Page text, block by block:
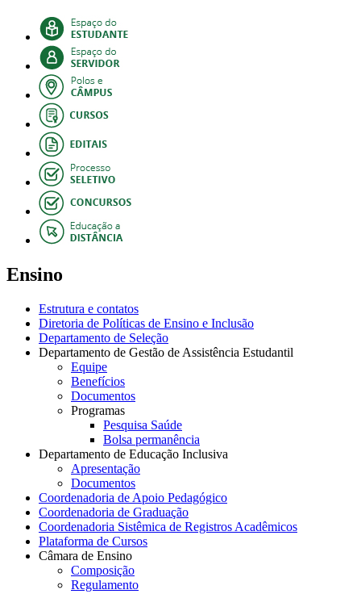
Ensino
Estrutura e contatos
Diretoria de Políticas de Ensino e Inclusão
Departamento de Seleção
Departamento de Gestão de Assistência Estudantil
Equipe
Benefícios
Documentos
Programas
Pesquisa Saúde
Bolsa permanência
Departamento de Educação Inclusiva
Apresentação
Documentos
Coordenadoria de Apoio Pedagógico
Coordenadoria de Graduação
Coordenadoria Sistêmica de Registros Acadêmicos
Plataforma de Cursos
Câmara de Ensino
Composição
Regulamento